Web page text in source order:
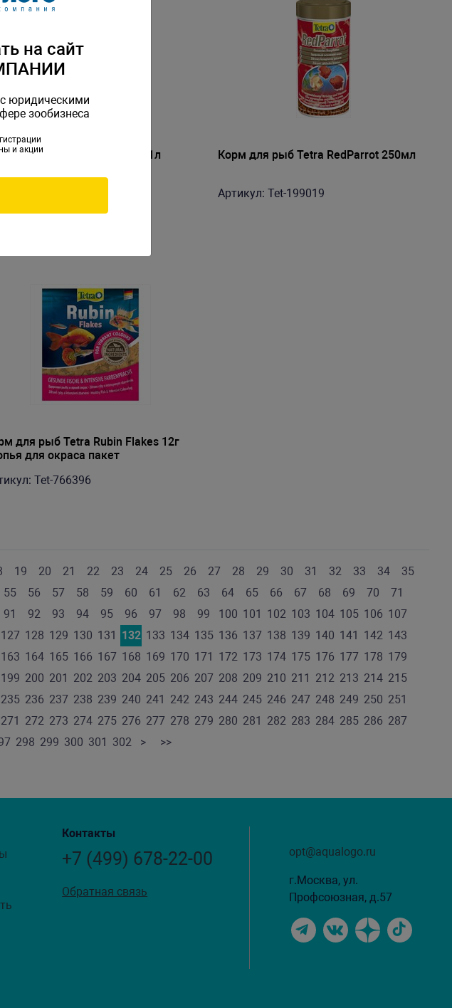
для рыб Tetra RedParrot 1л
Tet-330276
Корм для рыб Tetra RedParrot 250мл
Артикул: Tet-199019
для рыб Tetra Rubin Flakes 12г
для окраса пакет
Tet-766396
19 20 21 22 23 24 25 26 27 28 29 30 31 32 33 34
35
55 56 57 58 59 60 61 62 63 64 65 66 67 68 69 70
71
91 92 93 94 95 96 97 98 99 100 101 102 103 104 105 106 107
127 128 129 130 131 132 133 134 135 136 137 138 139 140 141 142 143
163 164 165 166 167 168 169 170 171 172 173 174 175 176 177 178 179
199 200 201 202 203 204 205 206 207 208 209 210 211 212 213 214 215
235 236 237 238 239 240 241 242 243 244 245 246 247 248 249 250 251
271 272 273 274 275 276 277 278 279 280 281 282 283 284 285 286 287
298 299 300 301 302 > >>
Контакты
+7 (499) 678-22-00
Обратная связь
opt@aqualogo.ru
г.Москва, ул.
Профсоюзная, д.57
на сайт
юридическими
зообизнеса
и акции